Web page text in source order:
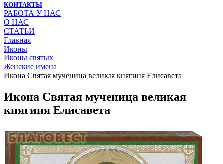
КОНТАКТЫ
РАБОТА У НАС
О НАС
СТАТЬИ
Главная
Иконы
Иконы святых
Женские имена
Икона Святая мученица великая княгиня Елисавета
Икона Святая мученица великая
княгиня Елисавета